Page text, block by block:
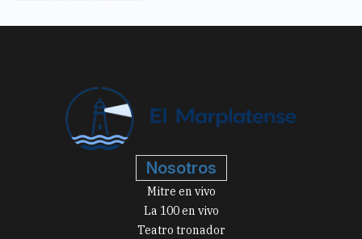
Nosotros
Mitre en vivo
La 100 en vivo
Teatro tronador